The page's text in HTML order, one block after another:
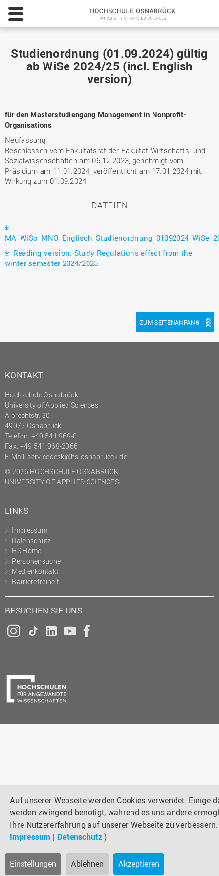
Auf unserer Webseite werden Cookies verwendet. Einige
werden zwingend benötigt, während es uns andere
Ihre Nutzererfahrung auf unserer Webseite zu
Impressum | Datenschutz)
Einstellungen Ablehnen Akzeptieren
-
of
Applied
Studienordnung (01.09.2024) gültig
ab WiSe 2024/25 (incl. English
version)
für den Masterstudiengang Management in Nonprofit-
Organisations
Neufassung
Beschlossen vom Fakultätsrat der Fakultät Wirtschafts- und
Sozialwissenschaften am 06.12.2023, genehmigt vom
Präsidium am 11.01.2024, veröffentlicht am 17.01.2024 mit
Wirkung zum 01.09.2024
DATEIEN
Reading version: Study Regulations effect from the
winter semester 2024/2025
ZUM SEITENANFANG
KONTAKT
Hochschule Osnabrück
University of Applied Sciences
Albrechtstr. 30
49076 Osnabrück
Telefon: +49 541 969-0
Fax: +49 541 969-2066
E-Mail: servicedesk@hs-osnabrueck.de
© 2026 HOCHSCHULE OSNABRÜCK
UNIVERSITY OF APPLIED SCIENCES
LINKS
Impressum
Datenschutz
HS Home
Personensuche
Medienkontakt
Barrierefreiheit
BESUCHEN SIE UNS
Instagram
Tiktok
LinkedInYouTube